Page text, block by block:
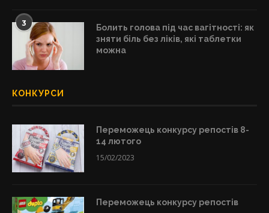
3
Болить голова під час вагітності: як
зняти біль без ліків, які таблетки
можна
КОНКУРСИ
Переможець конкурсу репостів 8-
14 лютого
15/02/2023
Переможець конкурсу репостів